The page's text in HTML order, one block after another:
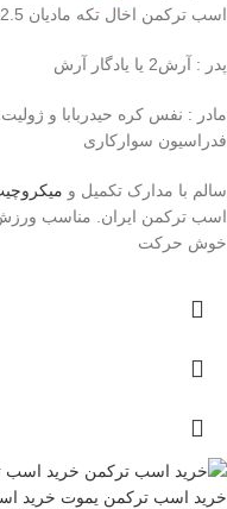
اسب ترکمن اخال تکه مادیان 2.5 ساله به رنگ کهر
پدر : آرش2 یا یادگار آرش
مادر : نفس کره حیدربابا و
فدراسیون سوارکاری
سالم با مدارک تکمیل و
اسب ترکمن ایران. مناسب ورزش
خوش حرکت